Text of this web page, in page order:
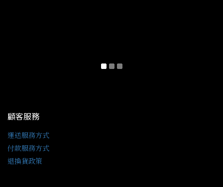
顧客服務
運送服務方式
付款服務方式
退換貨政策